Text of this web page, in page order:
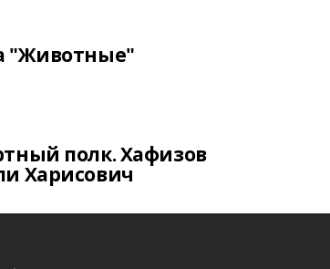
"Животные"
полк. Хафизов
Харисович